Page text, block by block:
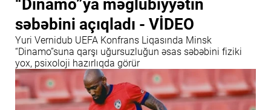
“Dinamo”ya məğlubiyyətin
səbəbini açıqladı - VİDEO
Yuri Vernidub UEFA Konfrans Liqasında Minsk
“Dinamo”suna qarşı uğursuzluğun əsas səbəbini fiziki
yox, psixoloji hazırlıqda görür